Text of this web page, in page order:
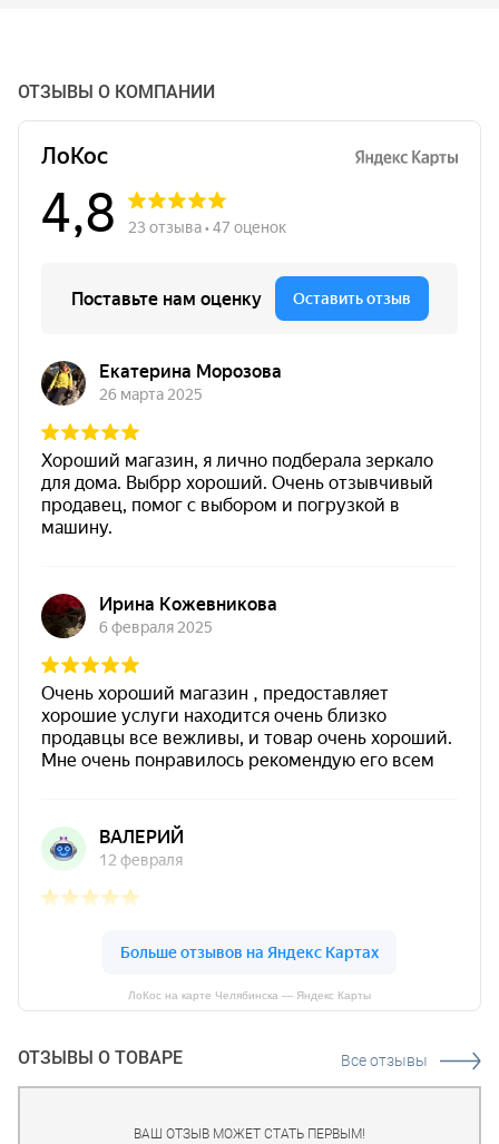
ОТЗЫВЫ О КОМПАНИИ
ЛоКос на карте Челябинска — Яндекс Карты
ОТЗЫВЫ О ТОВАРЕ Все отзывы
ВАШ ОТЗЫВ МОЖЕТ СТАТЬ ПЕРВЫМ!